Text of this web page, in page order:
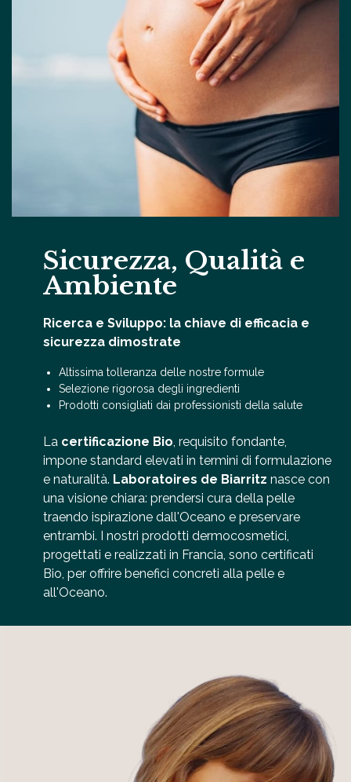
Sicurezza, Qualità e
Ambiente
Ricerca e Sviluppo: la chiave di efficacia e
sicurezza dimostrate
Altissima tolleranza delle nostre formule
Selezione rigorosa degli ingredienti
Prodotti consigliati dai professionisti della salute
La certificazione Bio , requisito fondante,
impone standard elevati in termini di formulazione
e naturalità. Laboratoires de Biarritz nasce con
una visione chiara: prendersi cura della pelle
traendo ispirazione dall'Oceano e preservare
entrambi. I nostri prodotti dermocosmetici,
progettati e realizzati in Francia, sono certificati
Bio, per offrire benefici concreti alla pelle e
all'Oceano.